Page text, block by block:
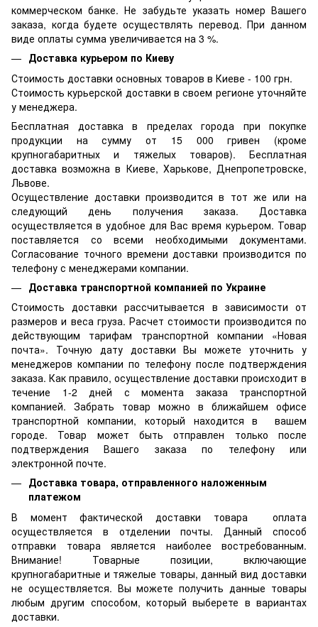
коммерческом банке. Не забудьте указать номер Вашего
заказа, когда будете осуществлять перевод. При данном
виде оплаты сумма увеличивается на 3 %.
Доставка курьером по Киеву
Стоимость доставки основных товаров в Киеве - 100 грн.
Стоимость курьерской доставки в своем регионе уточняйте
у менеджера.
Бесплатная доставка в пределах города при покупке
продукции на сумму от 15 000 гривен (кроме
крупногабаритных и тяжелых товаров). Бесплатная
доставка возможна в Киеве, Харькове, Днепропетровске,
Львове.
Осуществление доставки производится в тот же или на
следующий день получения заказа. Доставка
осуществляется в удобное для Вас время курьером. Товар
поставляется со всеми необходимыми документами.
Согласование точного времени доставки производится по
телефону с менеджерами компании.
Доставка транспортной компанией по Украине
Стоимость доставки рассчитывается в зависимости от
размеров и веса груза. Расчет стоимости производится по
действующим тарифам транспортной компании «Новая
почта». Точную дату доставки Вы можете уточнить у
менеджеров компании по телефону после подтверждения
заказа. Как правило, осуществление доставки происходит в
течение 1-2 дней с момента заказа транспортной
компанией. Забрать товар можно в ближайшем офисе
транспортной компании, который находится в вашем
городе. Товар может быть отправлен только после
подтверждения Вашего заказа по телефону или
электронной почте.
Доставка товара, отправленного наложенным
платежом
В момент фактической доставки товара оплата
осуществляется в отделении почты. Данный способ
отправки товара является наиболее востребованным.
Внимание! Товарные позиции, включающие
крупногабаритные и тяжелые товары, данный вид доставки
не осуществляется. Вы можете получить данные товары
любым другим способом, который выберете в вариантах
доставки.